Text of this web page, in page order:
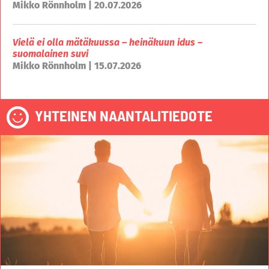
Mikko Rönnholm | 20.07.2026
Vielä ei olla mätäkuussa – heinäkuun idus –
suomalainen suvi
Mikko Rönnholm | 15.07.2026
YHTEINEN NAANTALITIEDOTE